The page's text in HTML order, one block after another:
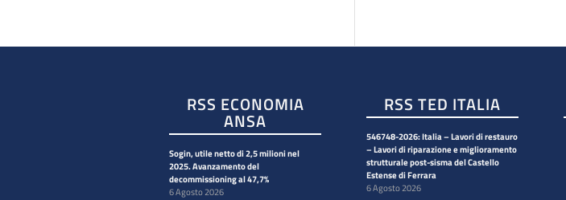
RSS ECONOMIA
ANSA
Sogin, utile netto di 2,5 milioni nel
2025. Avanzamento del
decommissioning al 47,7%
6 Agosto 2026
RSS TED ITALIA
546748-2026: Italia – Lavori di restauro
– Lavori di riparazione e miglioramento
strutturale post-sisma del Castello
Estense di Ferrara
6 Agosto 2026